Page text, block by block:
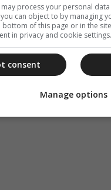
process your personal
can object to by managing
bottom of this page or in the
in privacy and cookie settings.
consent
Manage options